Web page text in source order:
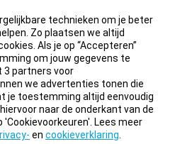
technieken om je beter
Zo plaatsen we altijd
Als je op “Accepteren”
om jouw gegevens te
3 partners voor
we advertenties tonen die
je toestemming altijd eenvoudig
naar de onderkant van de
'Cookievoorkeuren'. Lees meer
en cookieverklaring